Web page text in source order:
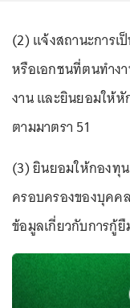
(2) แจ้งสถานะการ
หรือเอกชนที่ตนทำง
งาน และยินยอมให้หั
ตามมาตรา 51
(3) ยินยอมให้กองทุ
ครอบครองของบุคค
ข้อมูลเกี่ยวกับการกู้